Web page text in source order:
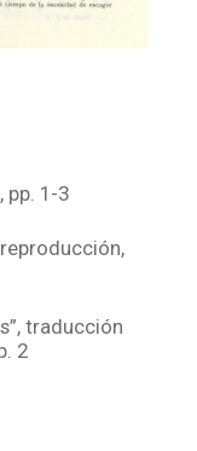
pp. 1-3
reproducción,
traducción
2